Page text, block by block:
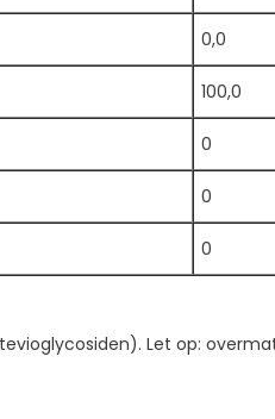
0,0
100,0
0
0
0
Let op: